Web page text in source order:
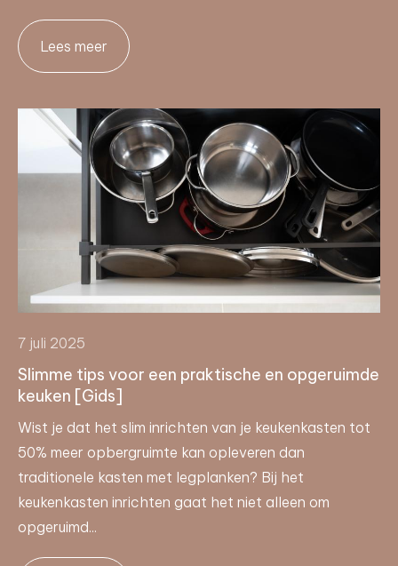
Lees meer
7 juli 2025
Slimme tips voor een praktische en opgeruimde
keuken [Gids]
Wist je dat het slim inrichten van je keukenkasten tot
50% meer opbergruimte kan opleveren dan
traditionele kasten met legplanken? Bij het
keukenkasten inrichten gaat het niet alleen om
opgeruimd...